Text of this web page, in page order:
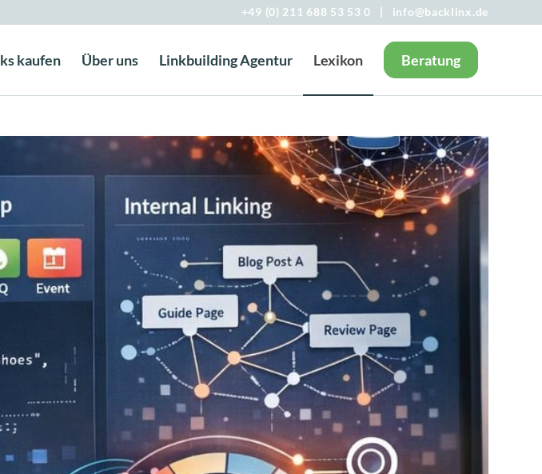
+49 (0) 211 688 53 53 0 | info@backlinx.de
kaufen Über uns Linkbuilding Agentur Lexikon Beratung